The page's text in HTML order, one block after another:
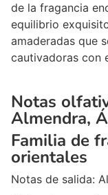
de la fragancia
equilibrio
amaderadas que
cautivadoras con
Notas
Almendra,
Familia de
orientales
Notas de salida: